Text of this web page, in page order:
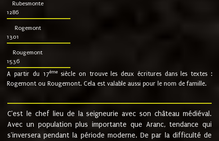
Rubesmonte
1286
Rogemont
1301
Rougemont
1536
A partir du 17ème siècle on trouve les deux écritures dans les textes :
Rogemont ou Rougemont. Cela est valable aussi pour le nom de famille.
C'est le chef lieu de la seigneurie avec son château médiéval.
Avec un population plus importante que Aranc, tendance qui
s'inversera pendant la période moderne. De par la difficulté de